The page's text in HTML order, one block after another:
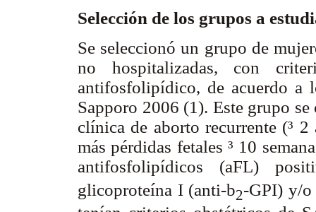
Selección de los grupos a
Se seleccionó un grupo de
no hospitalizadas, con
antifosfolipídico, de acuerdo a
Sapporo 2006 (1). Este grupo
clínica de aborto recurrente (³
más pérdidas fetales³ 10
antifosfolipídicos (aFL)
glicoproteína I (anti-b2-GPI) y/o